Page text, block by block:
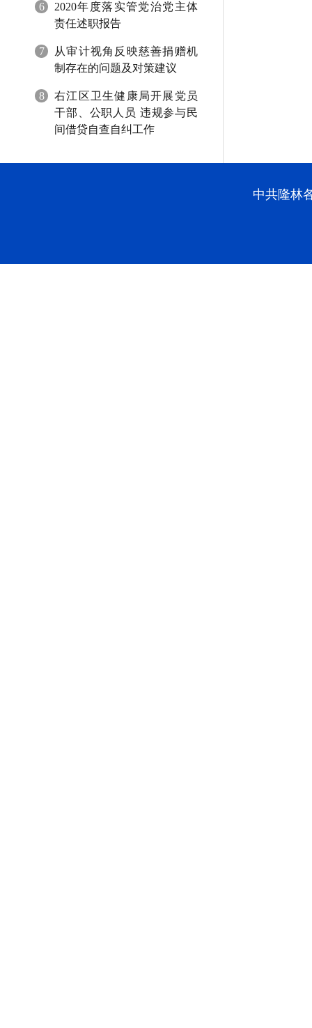
6
2020年度落实管党治党主体
责任述职报告
7
从审计视角反映慈善捐赠机
制存在的问题及对策建议
8
右江区卫生健康局开展党员
干部、公职人员 违规参与民
间借贷自查自纠工作
中共隆林